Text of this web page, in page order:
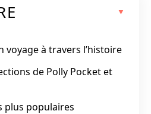
voyage à travers l’histoire
de Polly Pocket et
plus populaires